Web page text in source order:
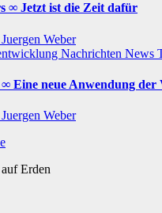
∞ Jetzt ist die Zeit dafür
Juergen Weber
Nachrichten News
Eine neue Anwendung der
Juergen Weber
Erden